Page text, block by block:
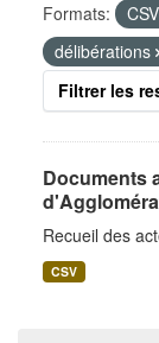
Formats: CSV
délibérations
Filtrer les
Documents
Recueil des
CSV